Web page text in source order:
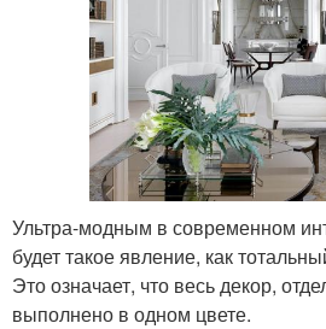
Ультра-модным в современном
будет такое явление, как
Это означает, что весь декор,
выполнено в одном цвете.